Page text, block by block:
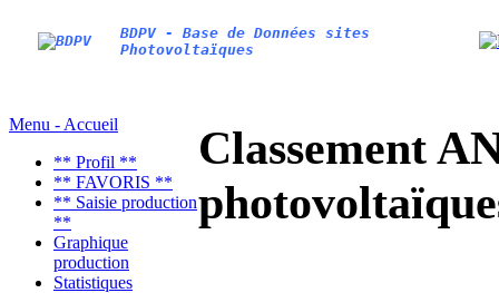
BDPV - Base de Données sites
Photovoltaïques
Menu - Accueil
** Profil **
** FAVORIS **
** Saisie production
**
Graphique
production
Statistiques
Classement